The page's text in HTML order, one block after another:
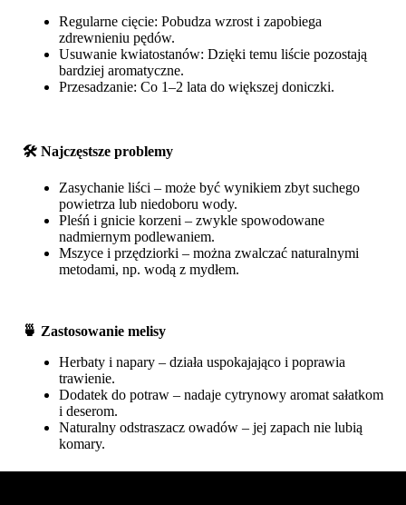
Regularne cięcie: Pobudza wzrost i zapobiega
zdrewnieniu pędów.
Usuwanie kwiatostanów: Dzięki temu liście pozostają
bardziej aromatyczne.
Przesadzanie: Co 1–2 lata do większej doniczki.
🛠️ Najczęstsze problemy
Zasychanie liści – może być wynikiem zbyt suchego
powietrza lub niedoboru wody.
Pleśń i gnicie korzeni – zwykle spowodowane
nadmiernym podlewaniem.
Mszyce i przędziorki – można zwalczać naturalnymi
metodami, np. wodą z mydłem.
🍵 Zastosowanie melisy
Herbaty i napary – działa uspokajająco i poprawia
trawienie.
Dodatek do potraw – nadaje cytrynowy aromat sałatkom
i deserom.
Naturalny odstraszacz owadów – jej zapach nie lubią
komary.